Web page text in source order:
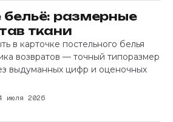
бельё: размерные
ткани
в карточке постельного белья
возвратов — точный типоразмер
выдуманных цифр и оценочных
июля 2026